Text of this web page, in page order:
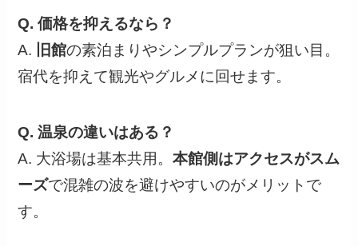
Q. 価格を抑えるなら？
A.
旧館の素泊まりやシンプルプランが狙い目。
宿代を抑えて観光やグルメに回せます。
Q. 温泉の違いはある？
A. 大浴場は基本共用。本館側はアクセスがスム
ーズで混雑の波を避けやすいのがメリットで
す。